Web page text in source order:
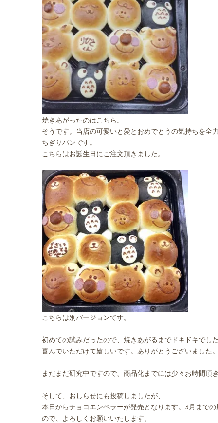
焼きあがったのはこちら。
そうです。当店の可愛いと愛とおめでとうの気持ちを全
ちぎりパンです。
こちらはお誕生日にご注文頂きました。
こちらは別バージョンです。
初めての試みだったので、焼きあがるまでドキドキでし
喜んでいただけて嬉しいです。ありがとうございました
まだまだ研究中ですので、商品化までには少々お時間頂
そして、おしらせにも投稿しましたが、
本日からチョコエンペラーが発売となります。3月まで
ので、よろしくお願いいたします。